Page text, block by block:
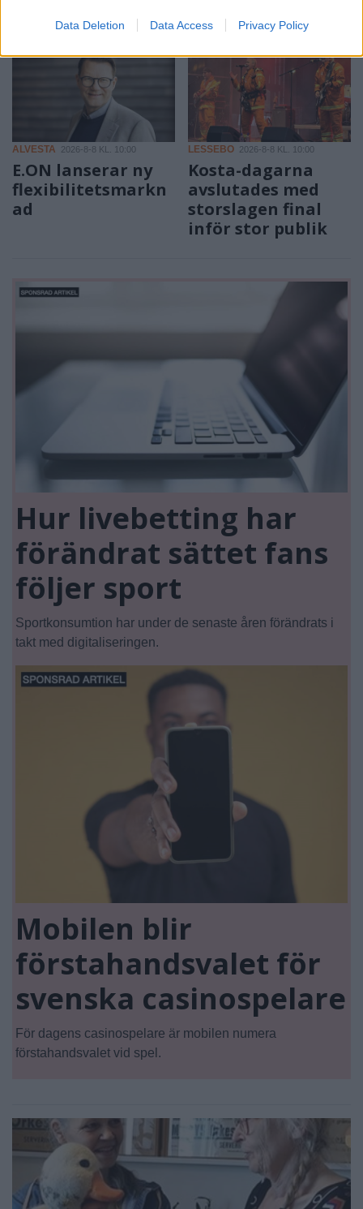
Data Deletion Data Access Privacy Policy
ALVESTA 2026-8-8 KL. 10:00
E.ON lanserar ny
flexibilitetsmarkn
ad
LESSEBO 2026-8-8 KL. 10:00
Kosta-dagarna
avslutades med
storslagen final
inför stor publik
Hur livebetting har
förändrat sättet fans
följer sport
Sportkonsumtion har under de senaste åren förändrats i
takt med digitaliseringen.
Mobilen blir
förstahandsvalet för
svenska casinospelare
För dagens casinospelare är mobilen numera
förstahandsvalet vid spel.